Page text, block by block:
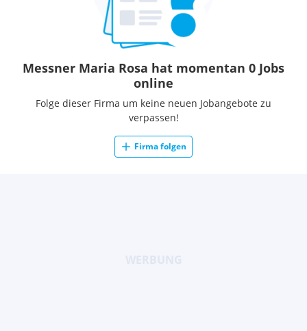
Messner Maria Rosa hat momentan 0 Jobs
online
Folge dieser Firma um keine neuen Jobangebote zu
verpassen!
Firma folgen